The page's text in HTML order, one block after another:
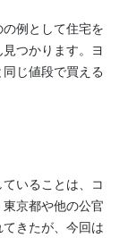
例として住宅を
つかります。ヨ
じ値段で買える
いることは、コ
京都や他の公官
きたが、今回は